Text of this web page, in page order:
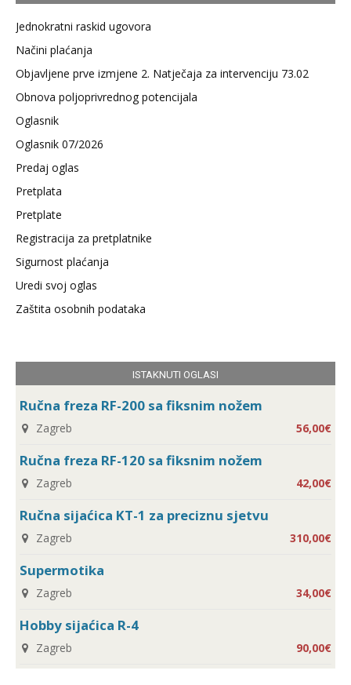
Jednokratni raskid ugovora
Načini plaćanja
Objavljene prve izmjene 2. Natječaja za intervenciju 73.02
Obnova poljoprivrednog potencijala
Oglasnik
Oglasnik 07/2026
Predaj oglas
Pretplata
Pretplate
Registracija za pretplatnike
Sigurnost plaćanja
Uredi svoj oglas
Zaštita osobnih podataka
ISTAKNUTI OGLASI
Ručna freza RF-200 sa fiksnim nožem
Zagreb 56,00€
Ručna freza RF-120 sa fiksnim nožem
Zagreb 42,00€
Ručna sijaćica KT-1 za preciznu sjetvu
Zagreb 310,00€
Supermotika
Zagreb 34,00€
Hobby sijaćica R-4
Zagreb 90,00€